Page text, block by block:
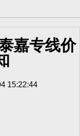
嘉专线价
15:22:44